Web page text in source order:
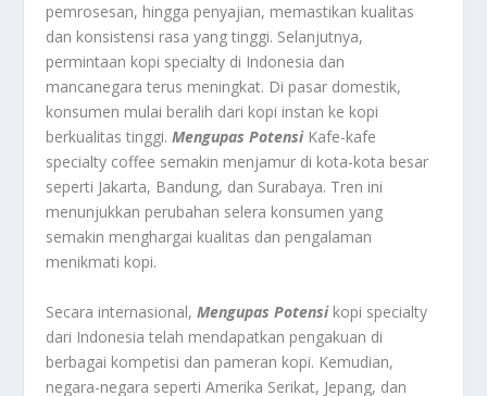
pemrosesan, hingga penyajian, memastikan kualitas
dan konsistensi rasa yang tinggi. Selanjutnya,
permintaan kopi specialty di Indonesia dan
mancanegara terus meningkat. Di pasar domestik,
konsumen mulai beralih dari kopi instan ke kopi
berkualitas tinggi.Mengupas PotensiKafe-kafe
specialty coffee semakin menjamur di kota-kota besar
seperti Jakarta, Bandung, dan Surabaya. Tren ini
menunjukkan perubahan selera konsumen yang
semakin menghargai kualitas dan pengalaman
menikmati kopi.
Secara internasional,Mengupas Potensikopi specialty
dari Indonesia telah mendapatkan pengakuan di
berbagai kompetisi dan pameran kopi. Kemudian,
negara-negara seperti Amerika Serikat, Jepang, dan